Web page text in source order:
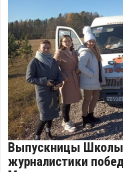
Выпускницы
журналистики